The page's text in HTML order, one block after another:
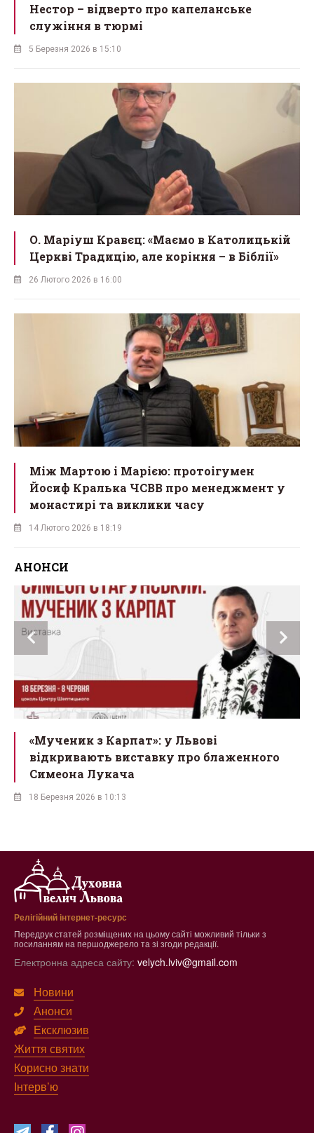
Нестор – відверто про капеланське
служіння в тюрмі
5 Березня 2026 в 15:10
О. Маріуш Кравєц: «Маємо в Католицькій
Церкві Традицію, але коріння – в Біблії»
26 Лютого 2026 в 16:00
Між Мартою і Марією: протоігумен
Йосиф Кралька ЧСВВ про менеджмент у
монастирі та виклики часу
14 Лютого 2026 в 18:19
АНОНСИ
«Мученик з Карпат»: у Львові
відкривають виставку про блаженного
Симеона Лукача
18 Березня 2026 в 10:13
Релігійний інтернет-ресурс
Передрук статей розміщених на цьому сайті можливий тільки з
посиланням на першоджерело та зі згоди редакції.
Електронна адреса сайту: velych.lviv@gmail.com
Новини
Анонси
Ексклюзив
Життя святих
Корисно знати
Інтерв’ю